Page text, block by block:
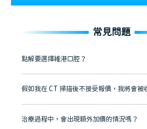
常見問題
點解要選擇維港口腔？
維港口腔踐行「醫道濟世」的大學校訓，各分院
牌」、「2025香港企業領袖品牌」，是諾貝爾種
至今已服務超過三十個國家和地區的顧客，受到
市市民極高的口碑評價及信任推薦 珠海、深圳設有
有咨詢及服務保障中心，有任何問題都可以隨時
假如我在 CT 掃描後不接受報價，我將會被
不會！只要未開始實際服務之前，你不會被收取任
治療過程中，會出現額外加價的情況嗎？